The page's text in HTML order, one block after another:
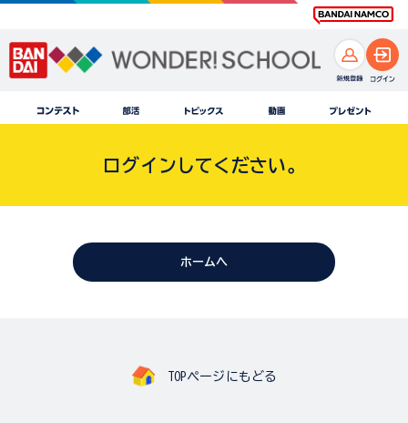
ログインしてください。
ホームへ
TOPページにもどる